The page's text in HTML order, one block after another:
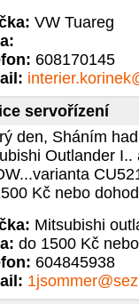
VW Tuareg
608170145
servořízení
den, Sháním
Outlander
Kč nebo
Mitsubishi
do 1500 Kč
604845938